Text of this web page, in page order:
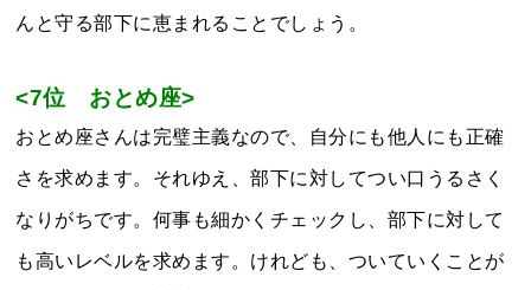
んと守る部下に恵まれることでしょう。
<7位 おとめ座>
おとめ座さんは完璧主義なので、自分にも他人にも正確
さを求めます。それゆえ、部下に対してつい口うるさく
なりがちです。何事も細かくチェックし、部下に対して
も高いレベルを求めます。けれども、ついていくことが